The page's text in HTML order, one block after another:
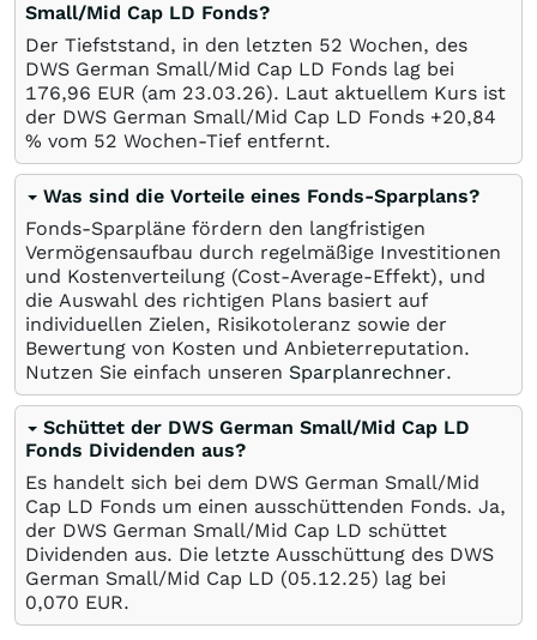
Small/Mid Cap LD Fonds?
Der Tiefststand, in den letzten 52 Wochen, des
DWS German Small/Mid Cap LD Fonds lag bei
176,96 EUR (am 23.03.26). Laut aktuellem Kurs ist
der DWS German Small/Mid Cap LD Fonds +20,84
% vom 52 Wochen-Tief entfernt.
Was sind die Vorteile eines Fonds-Sparplans?
Fonds-Sparpläne fördern den langfristigen
Vermögensaufbau durch regelmäßige Investitionen
und Kostenverteilung (Cost-Average-Effekt), und
die Auswahl des richtigen Plans basiert auf
individuellen Zielen, Risikotoleranz sowie der
Bewertung von Kosten und Anbieterreputation.
Nutzen Sie einfach unseren Sparplanrechner.
Schüttet der DWS German Small/Mid Cap LD
Fonds Dividenden aus?
Es handelt sich bei dem DWS German Small/Mid
Cap LD Fonds um einen ausschüttenden Fonds. Ja,
der DWS German Small/Mid Cap LD schüttet
Dividenden aus. Die letzte Ausschüttung des DWS
German Small/Mid Cap LD (05.12.25) lag bei
0,070 EUR.